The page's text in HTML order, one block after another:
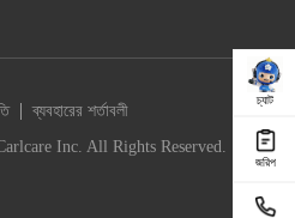
চ্যাট
জরিপ
| ব্যবহারের শর্তাবলী
Inc. All Rights Reserved.